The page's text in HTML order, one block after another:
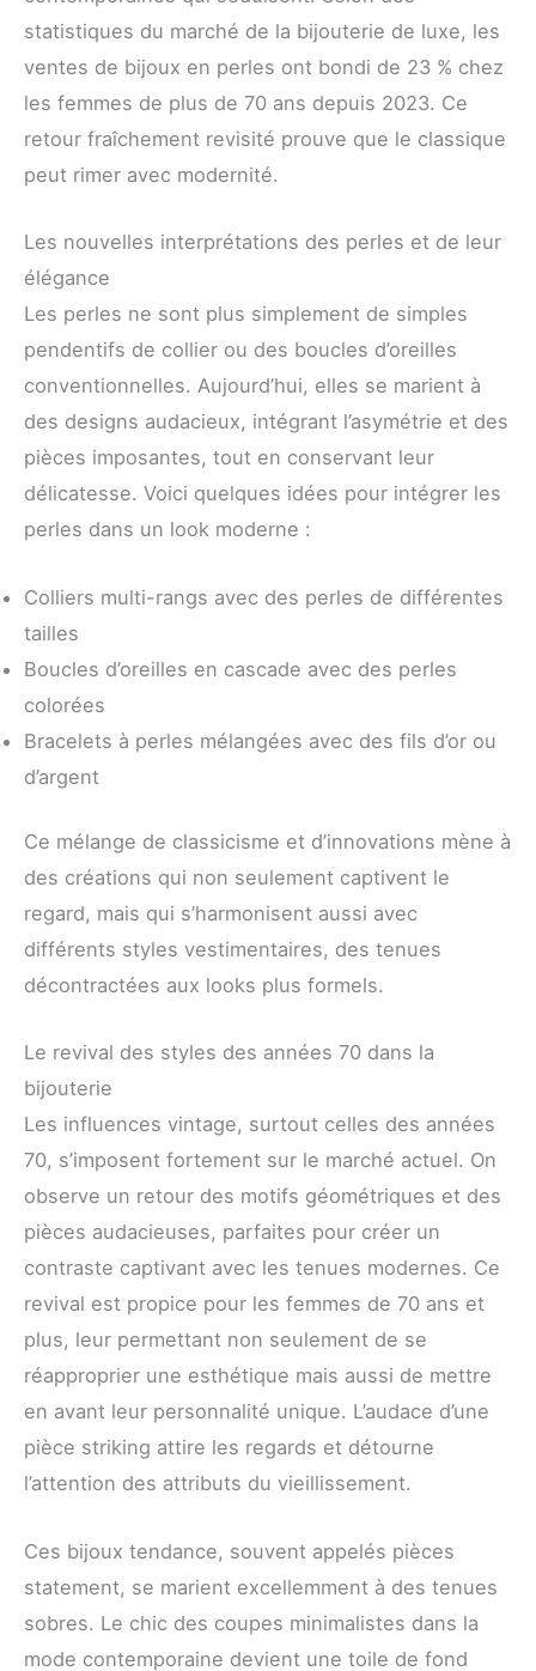
statistiques du marché de la bijouterie de luxe, les
ventes de bijoux en perles ont bondi de 23 % chez
les femmes de plus de 70 ans depuis 2023. Ce
retour fraîchement revisité prouve que le classique
peut rimer avec modernité.
Les nouvelles interprétations des perles et de leur
élégance
Les perles ne sont plus simplement de simples
pendentifs de collier ou des boucles d’oreilles
conventionnelles. Aujourd’hui, elles se marient à
des designs audacieux, intégrant l’asymétrie et des
pièces imposantes, tout en conservant leur
délicatesse. Voici quelques idées pour intégrer les
perles dans un look moderne :
Colliers multi-rangs avec des perles de différentes
tailles
Boucles d’oreilles en cascade avec des perles
colorées
Bracelets à perles mélangées avec des fils d’or ou
d’argent
Ce mélange de classicisme et d’innovations mène à
des créations qui non seulement captivent le
regard, mais qui s’harmonisent aussi avec
différents styles vestimentaires, des tenues
décontractées aux looks plus formels.
Le revival des styles des années 70 dans la
bijouterie
Les influences vintage, surtout celles des années
70, s’imposent fortement sur le marché actuel. On
observe un retour des motifs géométriques et des
pièces audacieuses, parfaites pour créer un
contraste captivant avec les tenues modernes. Ce
revival est propice pour les femmes de 70 ans et
plus, leur permettant non seulement de se
réapproprier une esthétique mais aussi de mettre
en avant leur personnalité unique. L’audace d’une
pièce striking attire les regards et détourne
l’attention des attributs du vieillissement.
Ces bijoux tendance, souvent appelés pièces
statement, se marient excellemment à des tenues
sobres. Le chic des coupes minimalistes dans la
mode contemporaine devient une toile de fond